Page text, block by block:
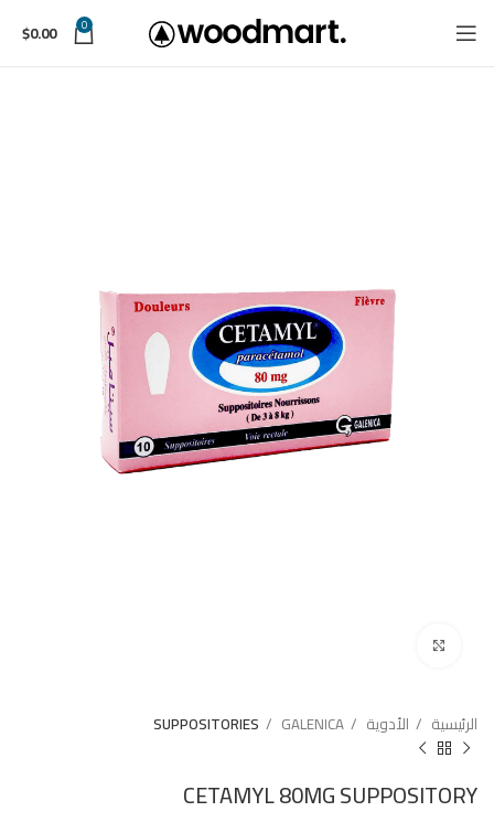
0
$0.00
الرئيسية الأدوية GALENICA
SUPPOSITORIES
CETAMYL 80MG SUPPOSITORY